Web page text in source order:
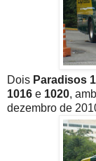
Dois Paradisos
1016 e 1020,
dezembro de